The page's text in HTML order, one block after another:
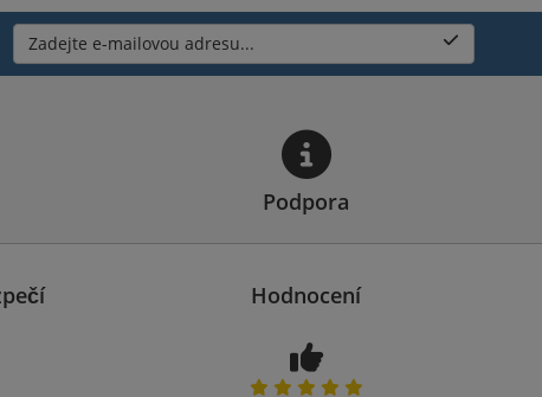
Zadejte e-mailovou adresu...
Podpora
Hodnocení